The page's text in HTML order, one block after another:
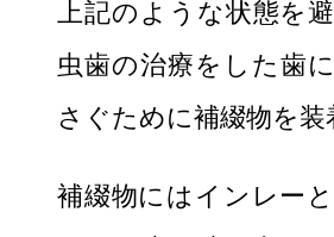
上記のような状態を
虫歯の治療をした歯
さぐために補綴物を装
補綴物にはインレー